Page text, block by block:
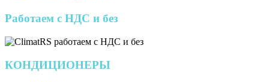
Работаем с НДС и без
КОНДИЦИОНЕРЫ